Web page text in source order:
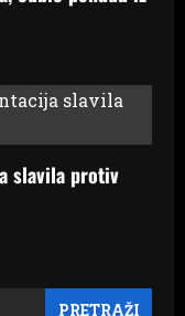
slavila protiv